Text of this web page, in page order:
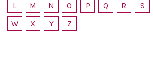
Calendario
L
M N O P Q R S
W
X Y Z